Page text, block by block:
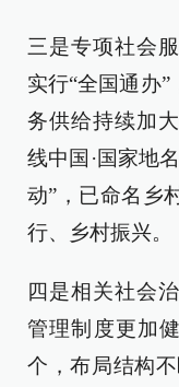
三是专项社会
实行“全国通办
务供给持续加
线中国·国家地
动”，已命名乡
行、乡村振兴。
四是相关社会
管理制度更加
个，布局结构